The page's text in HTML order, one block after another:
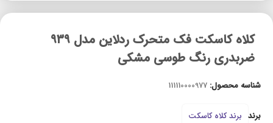
کلاه کاسکت فک متحرک ردلاین مدل ۹۳۹
ضربدری رنگ طوسی مشکی
شناسه محصول: 111110000977
برند برند کلاه کاسکت